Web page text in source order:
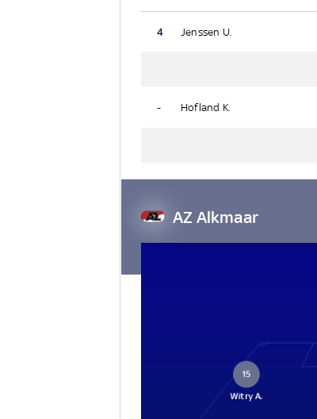
4 Jenssen U.
- Hofland K.
AZ Alkmaar
15
Witry A.